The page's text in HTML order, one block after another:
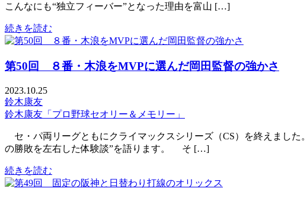
こんなにも“独立フィーバー”となった理由を富山 […]
続きを読む
第50回 ８番・木浪をMVPに選んだ岡田監督の強かさ
2023.10.25
鈴木康友
鈴木康友「プロ野球セオリー＆メモリー」
セ・パ両リーグともにクライマックスシリーズ（CS）を終えまし
の勝敗を左右した体験談”を語ります。 そ […]
続きを読む